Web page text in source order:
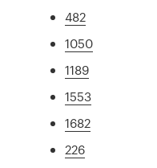
482
1050
1189
1553
1682
226